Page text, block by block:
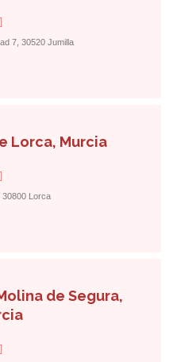
7, 30520 Jumilla
Lorca, Murcia
30800 Lorca
de Segura,